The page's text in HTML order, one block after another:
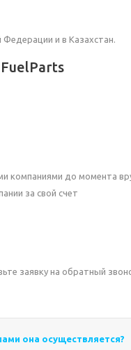
Федерации и в Казахстан.
компаниями до момента
за свой счет
заявку на обратный
она осуществляется?